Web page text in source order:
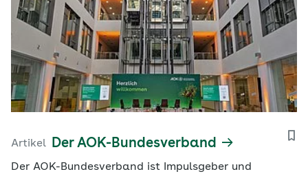
Artikel Der AOK-Bundesverband
Der AOK-Bundesverband ist Impulsgeber und